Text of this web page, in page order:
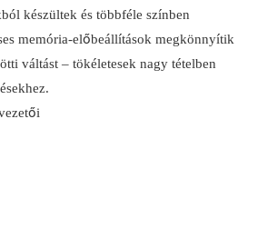
készültek és többféle színben
memória-előbeállítások megkönnyítik
váltást – tökéletesek nagy tételben